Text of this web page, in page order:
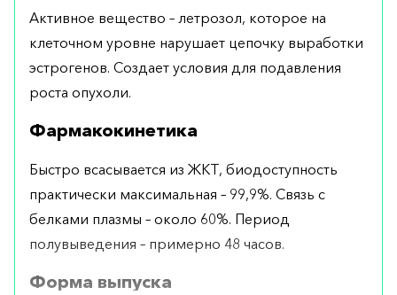
Активное вещество – летрозол, которое на
клеточном уровне нарушает цепочку выработки
эстрогенов. Создает условия для подавления
роста опухоли.
Фармакокинетика
Быстро всасывается из ЖКТ, биодоступность
практически максимальная – 99,9%. Связь с
белками плазмы – около 60%. Период
полувыведения – примерно 48 часов.
Форма выпуска